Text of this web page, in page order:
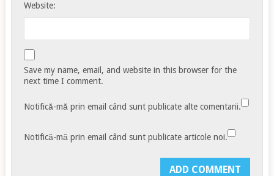
Website:
Save my name, email, and website in this browser for the
next time I comment.
Notifică-mă prin email când sunt publicate alte comentarii.
Notifică-mă prin email când sunt publicate articole noi.